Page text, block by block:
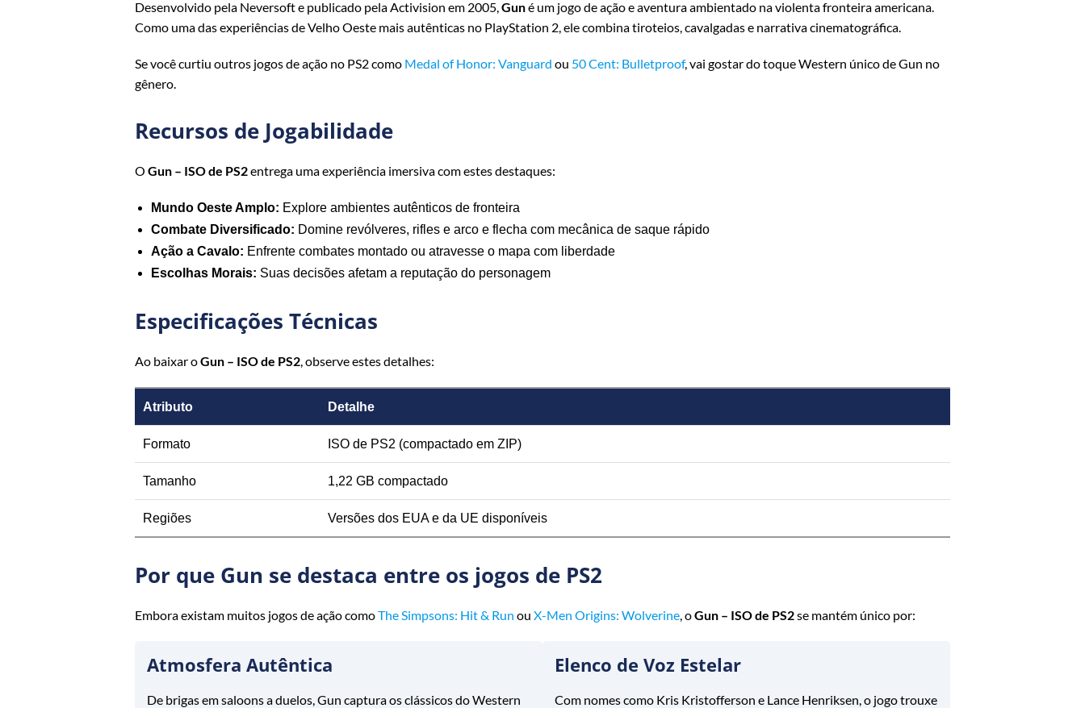
Desenvolvido pela Neversoft e publicado pela Activision em 2005,Guné um jogo de ação e aventura ambientado na violenta fronteira americana.
Como uma das experiências de Velho Oeste mais autênticas no PlayStation 2, ele combina tiroteios, cavalgadas e narrativa cinematográfica.
Se você curtiu outros jogos de ação no PS2 como Medal of Honor: Vanguard ou 50 Cent: Bulletproof, vai gostar do toque Western único de Gun no
gênero.
Recursos de Jogabilidade
O Gun – ISO de PS2entrega uma experiência imersiva com estes destaques:
Mundo Oeste Amplo: Explore ambientes autênticos de fronteira
Combate Diversificado: Domine revólveres, rifles e arco e flecha com mecânica de saque rápido
Ação a Cavalo: Enfrente combates montado ou atravesse o mapa com liberdade
Escolhas Morais: Suas decisões afetam a reputação do personagem
Especificações Técnicas
Ao baixar oGun – ISO de PS2, observe estes detalhes:
Atributo Detalhe
Formato ISO de PS2 (compactado em ZIP)
Tamanho 1,22 GB compactado
Regiões Versões dos EUA e da UE disponíveis
Por que Gun se destaca entre os jogos de PS2
Embora existam muitos jogos de ação comoThe Simpsons: Hit & Run ou X-Men Origins: Wolverine, oGun – ISO de PS2se mantém único por:
Atmosfera Autêntica
De brigas em saloons a duelos, Gun captura os clássicos do Western
Elenco de Voz Estelar
Com nomes como Kris Kristofferson e Lance Henriksen, o jogo trouxe